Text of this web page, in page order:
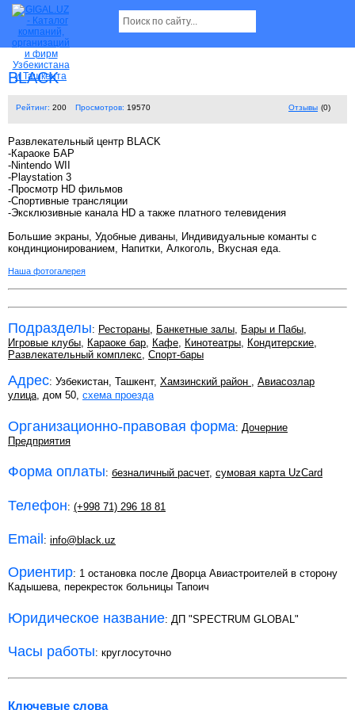
BLACK
Рейтинг: 200 Просмотров: 19570 Отзывы (0)
Развлекательный центр BLACK
-Караоке БАР
-Nintendo WII
-Playstation 3
-Просмотр HD фильмов
-Спортивные трансляции
-Эксклюзивные канала HD а также платного телевидения
Большие экраны, Удобные диваны, Индивидуальные команты с
кондинционированием, Напитки, Алкоголь, Вкусная еда.
Наша фотогалерея
Подразделы: Рестораны, Банкетные залы, Бары и Пабы,
Игровые клубы, Караоке бар, Кафе, Кинотеатры, Кондитерские,
Развлекательный комплекс, Спорт-бары
Адрес: Узбекистан, Ташкент, Хамзинский район , Авиасозлар
улица, дом 50, схема проезда
Организационно-правовая форма: Дочерние
Предприятия
Форма оплаты: безналичный расчет, сумовая карта UzCard
Телефон: (+998 71) 296 18 81
Email : info@black.uz
Ориентир: 1 остановка после Дворца Авиастроителей в сторону
Кадышева, перекресток больницы Тапоич
Юридическое название: ДП "SPECTRUM GLOBAL"
Часы работы: круглосуточно
Ключевые слова